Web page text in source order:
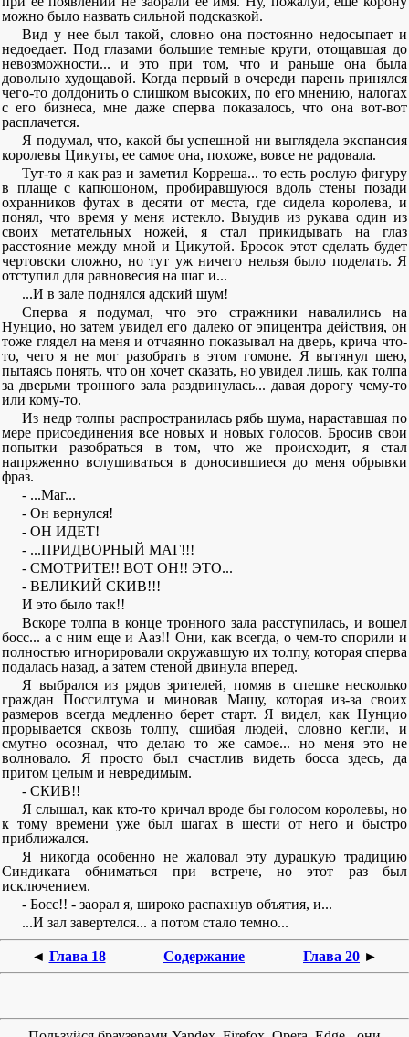
можно было назвать сильной подсказкой.
Вид у нее был такой, словно она постоянно недосыпает и
недоедает. Под глазами большие темные круги, отощавшая до
невозможности... и это при том, что и раньше она была
довольно худощавой. Когда первый в очереди парень принялся
чего-то долдонить о слишком высоких, по его мнению, налогах
с его бизнеса, мне даже сперва показалось, что она вот-вот
расплачется.
Я подумал, что, какой бы успешной ни выглядела экспансия
королевы Цикуты, ее самое она, похоже, вовсе не радовала.
Тут-то я как раз и заметил Корреша... то есть рослую фигуру
в плаще с капюшоном, пробиравшуюся вдоль стены позади
охранников футах в десяти от места, где сидела королева, и
понял, что время у меня истекло. Выудив из рукава один из
своих метательных ножей, я стал прикидывать на глаз
расстояние между мной и Цикутой. Бросок этот сделать будет
чертовски сложно, но тут уж ничего нельзя было поделать. Я
отступил для равновесия на шаг и...
...И в зале поднялся адский шум!
Сперва я подумал, что это стражники навалились на
Нунцио, но затем увидел его далеко от эпицентра действия, он
тоже глядел на меня и отчаянно показывал на дверь, крича что-
то, чего я не мог разобрать в этом гомоне. Я вытянул шею,
пытаясь понять, что он хочет сказать, но увидел лишь, как толпа
за дверьми тронного зала раздвинулась... давая дорогу чему-то
или кому-то.
Из недр толпы распространилась рябь шума, нараставшая по
мере присоединения все новых и новых голосов. Бросив свои
попытки разобраться в том, что же происходит, я стал
напряженно вслушиваться в доносившиеся до меня обрывки
фраз.
- ...Маг...
- Он вернулся!
- ОН ИДЕТ!
- ...ПРИДВОРНЫЙ МАГ!!!
- СМОТРИТЕ!! ВОТ ОН!! ЭТО...
- ВЕЛИКИЙ СКИВ!!!
И это было так!!
Вскоре толпа в конце тронного зала расступилась, и вошел
босс... а с ним еще и Ааз!! Они, как всегда, о чем-то спорили и
полностью игнорировали окружавшую их толпу, которая сперва
подалась назад, а затем стеной двинула вперед.
Я выбрался из рядов зрителей, помяв в спешке несколько
граждан Поссилтума и миновав Машу, которая из-за своих
размеров всегда медленно берет старт. Я видел, как Нунцио
прорывается сквозь толпу, сшибая людей, словно кегли, и
смутно осознал, что делаю то же самое... но меня это не
волновало. Я просто был счастлив видеть босса здесь, да
притом целым и невредимым.
- СКИВ!!
Я слышал, как кто-то кричал вроде бы голосом королевы, но
к тому времени уже был шагах в шести от него и быстро
приближался.
Я никогда особенно не жаловал эту дурацкую традицию
Синдиката обниматься при встрече, но этот раз был
исключением.
- Босс!! - заорал я, широко распахнув объятия, и...
...И зал завертелся... а потом стало темно...
◄ Глава 18 Содержание Глава 20 ►